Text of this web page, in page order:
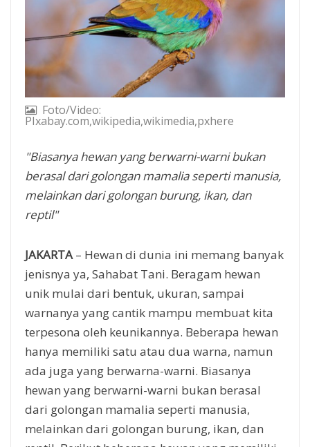
Foto/Video:
PIxabay.com,wikipedia,wikimedia,pxhere
"Biasanya hewan yang berwarni-warni bukan
berasal dari golongan mamalia seperti manusia,
melainkan dari golongan burung, ikan, dan
reptil"
JAKARTA– Hewan di dunia ini memang banyak
jenisnya ya, Sahabat Tani. Beragam hewan
unik mulai dari bentuk, ukuran, sampai
warnanya yang cantik mampu membuat kita
terpesona oleh keunikannya. Beberapa hewan
hanya memiliki satu atau dua warna, namun
ada juga yang berwarna-warni. Biasanya
hewan yang berwarni-warni bukan berasal
dari golongan mamalia seperti manusia,
melainkan dari golongan burung, ikan, dan